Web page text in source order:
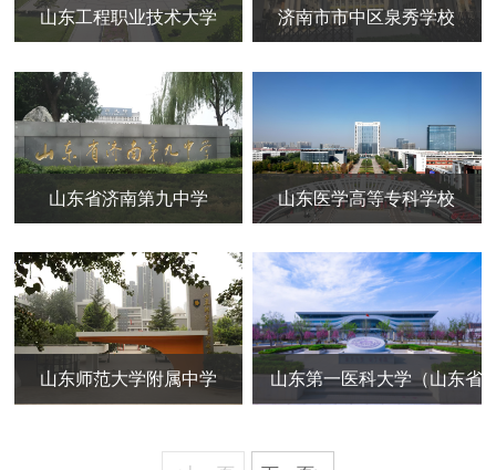
山东工程职业技术大学 济南市市中区泉秀学校
山东省济南第九中学 山东医学高等专科学校
山东师范大学附属中学 山东第一医科大学（山东省